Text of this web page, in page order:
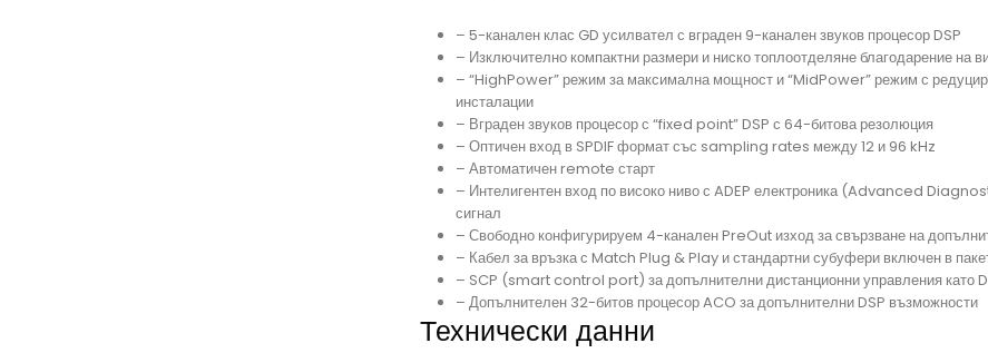
– 5-канален клас GD усилвател с вграден 9-канален звуков процесор DSP
– Изключително компактни размери и ниско топлоотделяне благодарение на
– “HighPower” режим за максимална мощност и “MidPower” режим с
инсталации
– Вграден звуков процесор с “fixed point” DSP с 64-битова резолюция
– Оптичен вход в SPDIF формат със sampling rates между 12 и 96 kHz
– Автоматичен remote старт
– Интелигентен вход по високо ниво с ADEP електроника (Advanced
сигнал
– Свободно конфигурируем 4-канален PreOut изход за свързване на
– Кабел за връзка с Match Plug & Play и стандартни субуфери включен в
– SCP (smart control port) за допълнителни дистанционни управления
– Допълнителен 32-битов процесор ACO за допълнителни DSP възможности
Технически данни